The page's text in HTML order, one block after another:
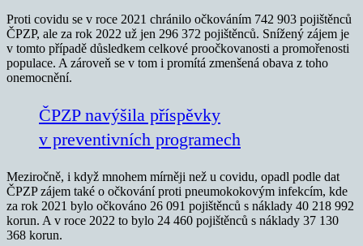
Proti covidu se v roce 2021 chránilo očkováním 742 903 pojištěnců
ČPZP, ale za rok 2022 už jen 296 372 pojištěnců. Snížený zájem je
v tomto případě důsledkem celkové proočkovanosti a promořenosti
populace. A zároveň se v tom i promítá zmenšená obava z toho
onemocnění.
ČPZP navýšila příspěvky
v preventivních programech
Meziročně, i když mnohem mírněji než u covidu, opadl podle dat
ČPZP zájem také o očkování proti pneumokokovým infekcím, kde
za rok 2021 bylo očkováno 26 091 pojištěnců s náklady 40 218 992
korun. A v roce 2022 to bylo 24 460 pojištěnců s náklady 37 130
368 korun.